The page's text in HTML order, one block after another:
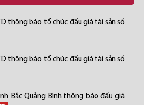
thông báo tổ chức đấu giá tài sản số
thông báo tổ chức đấu giá tài sản số
Bắc Quảng Bình thông báo đấu giá